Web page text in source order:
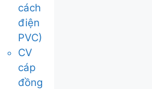
cách
điện
PVC)
CV
cáp
đồng